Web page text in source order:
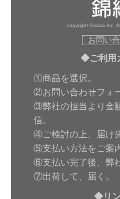
copyright ©aaaa Inc.
お問い
◆ご利用
①商品を選択。
②お問い合わせフォ
③弊社の担当より金
信。
④ご検討の上、届け
⑤支払い方法をご案
⑥支払い完了後、弊
⑦出荷して、届く。
◆リ